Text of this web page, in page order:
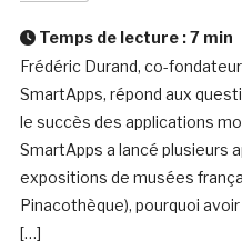
Temps de lecture :7 min
Frédéric Durand, co-
SmartApps, répond aux
le succès des applications
SmartApps a lancé plusieurs
expositions de musées
Pinacothèque), pourquoi
[…]